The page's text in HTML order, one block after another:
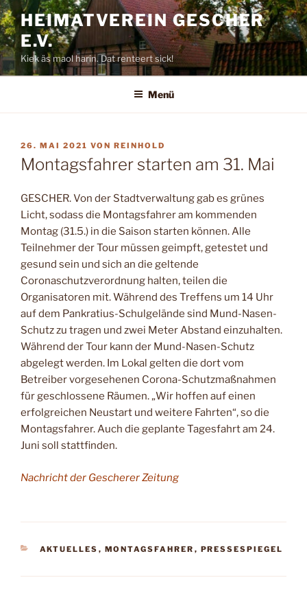
Zum
Inhalt
springen
HEIMATVEREIN GESCHER
E.V.
Kiek äs maol harin. Dat renteert sick!
Menü
VERÖFFENTLICHT
AM
26. MAI 2021 VON REINHOLD
Montagsfahrer starten am 31. Mai
GESCHER.Von der Stadtver­waltung gab es grünes
Licht, sodass die Montags­fahrer am kommenden
Montag (31.5.) in die Sai­son starten können. Alle
Teilnehmer der Tour müs­sen geimpft, getestet und
gesund sein und sich an die geltende
Coronaschutzverordnung halten, teilen die
Organisatoren mit. Während des Treffens um 14 Uhr
auf dem Pankratius-Schulgelände sind Mund-Nasen-
Schutz zu tragen und zwei Meter Ab­stand einzuhalten.
Während der Tour kann der Mund-Nasen-Schutz
abgelegt werden. Im Lokal gelten die dort vom
Betreiber vorgesehe­nen Corona-Schutzmaßnahmen
für geschlos­sene Räumen. „Wir hof­fen auf einen
erfolgreichen Neustart und weitere Fahrten“, so die
Montags­fahrer. Auch die geplan­te Tagesfahrtam 24.
Juni soll stattfinden.
Nachricht der Gescherer Zeitung
KATEGORIEN
AKTUELLES , MONTAGSFAHRER , PRESSESPIEGEL